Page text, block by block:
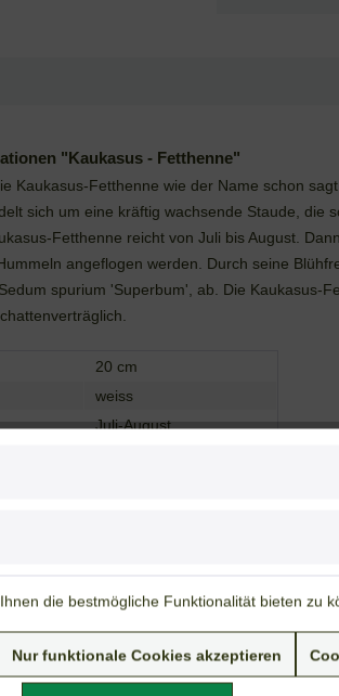
"Kaukasus - Fetthenne"
Kaukasus-Fetthenne wie der Name schon
sich um eine kräftig wachsende Staude, die
Fetthenne reicht von Juli bis August.
angeflogen werden. Durch seine
spurium 'Superbum', ab. Die Kaukasus-
20 cm
weiss
Juli-August
durchlässig
gering
keiner
die bestmögliche Funktionalität bieten zu
Nur funktionale Cookies akzeptieren